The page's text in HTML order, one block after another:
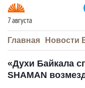
7 августа
Главная Новости
«Духи Байкала
SHAMAN